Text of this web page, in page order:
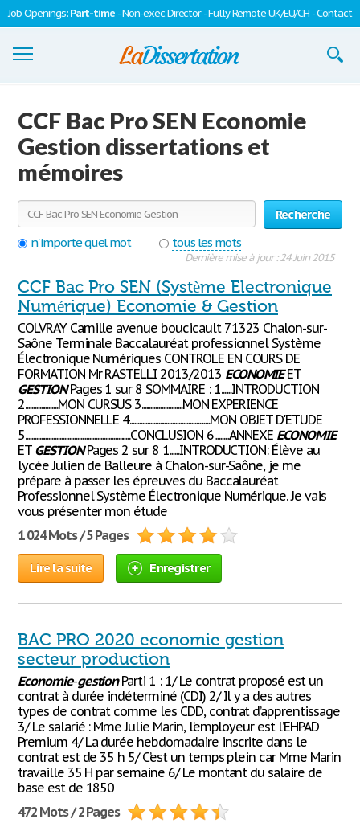
Job Openings:Part-time -Non-exec Director- Fully Remote UK/EU/CH -Contact
S'inscrire
Se connecter
Contactez-nous
CCF Bac Pro SEN Economie
Gestion dissertations et
mémoires
Recherche
n'importe quel mot
tous les mots
Dernière mise à jour : 24 Juin 2015
CCF Bac Pro SEN (Système Electronique
Numérique) Economie & Gestion
COLVRAY Camille avenue boucicault 71323 Chalon-sur-
Saône Terminale Baccalauréat professionnel Système
Électronique Numériques CONTROLE EN COURS DE
FORMATION Mr RASTELLI 2013/2013 ECONOMIEET
GESTIONPages 1 sur 8 SOMMAIRE : 1.......INTRODUCTION
2.....................MON CURSUS 3..........................MON EXPERIENCE
PROFESSIONNELLE 4...................................................MON OBJET D'ETUDE
5...................................................................CONCLUSION 6..........ANNEXE ECONOMIE
ET GESTIONPages 2 sur 8 1......INTRODUCTION: Élève au
lycée Julien de Balleure à Chalon-sur-Saône, je me
prépare à passer les épreuves du Baccalauréat
Professionnel Système Électronique Numérique. Je vais
vous présenter mon étude
1 024 Mots / 5 Pages
Lire la suite Enregistrer
BAC PRO 2020 economie gestion
secteur production
Economie-gestionParti 1 : 1/ Le contrat proposé est un
contrat à durée indéterminé (CDI) 2/ Il y a des autres
types de contrat comme les CDD, contrat d’apprentissage
3/ Le salarié : Mme Julie Marin, l’employeur est l’EHPAD
Premium 4/ La durée hebdomadaire inscrite dans le
contrat est de 35 h 5/ C’est un temps plein car Mme Marin
travaille 35 H par semaine 6/ Le montant du salaire de
base est de 1850
472 Mots / 2 Pages